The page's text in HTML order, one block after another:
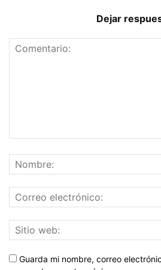
Dejar
Guarda mi nombre, correo